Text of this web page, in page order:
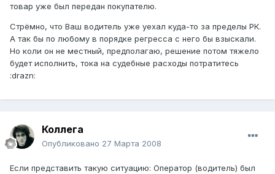
товар уже был передан покупателю.
Стрёмно, что Ваш водитель уже уехал куда-то за пределы РК.
А так бы по любому в порядке регресса с него бы взыскали.
Но коли он не местный, предполагаю, решение потом тяжело
будет исполнить, тока на судебные расходы потратитесь
:drazn:
Коллега
Опубликовано 27 Марта 2008
Если представить такую ситуацию: Оператор (водитель) был